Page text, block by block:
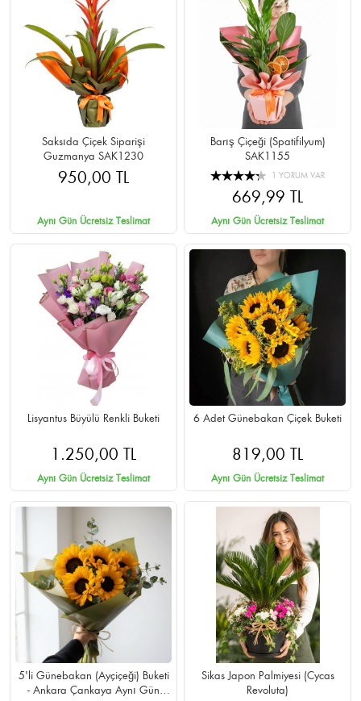
Saksıda Çiçek Siparişi
Guzmanya SAK1230
950,00 TL
Aynı Gün Ücretsiz Teslimat
Barış Çiçeği (Spatifilyum)
SAK1155
1 YORUM VAR
669,99 TL
Aynı Gün Ücretsiz Teslimat
Lisyantus Büyülü Renkli Buketi
1.250,00 TL
Aynı Gün Ücretsiz Teslimat
6 Adet Günebakan Çiçek Buketi
819,00 TL
Aynı Gün Ücretsiz Teslimat
5'li Günebakan (Ayçiçeği) Buketi
- Ankara Çankaya Aynı Gün
Sikas Japon Palmiyesi (Cycas
Revoluta)